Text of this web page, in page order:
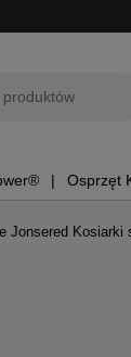
Osprzęt
Jonsered Kosiarki